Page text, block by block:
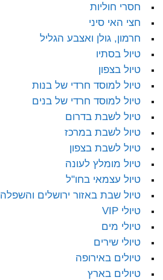
חסרי חוליות
חצי האי סיני
חרמון, גולן ואצבע הגליל
טיול בסתיו
טיול בצפון
טיול למוסד חרדי של בנות
טיול למוסד חרדי של בנים
טיול לשבת בדרום
טיול לשבת במרכז
טיול לשבת בצפון
טיול מומלץ לעונה
טיול עצמאי בחו"ל
טיול שבת באזור ירושלים והשפלה
טיולי VIP
טיולי מים
טיולי שירים
טיולים באירופה
טיולים בארץ